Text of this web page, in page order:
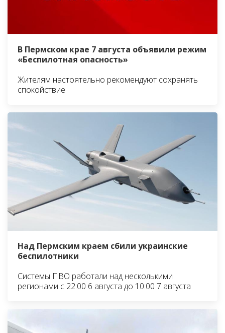
В Пермском крае 7 августа объявили режим
«Беспилотная опасность»
Жителям настоятельно рекомендуют сохранять
спокойствие
Над Пермским краем сбили украинские
беспилотники
Системы ПВО работали над несколькими
регионами с 22:00 6 августа до 10:00 7 августа